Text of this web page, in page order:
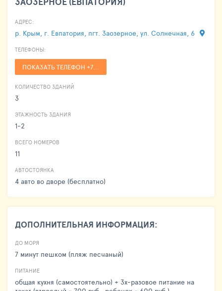
АДРЕС:
р. Крым, г. Евпатория, пгт. Заозерное, ул. Солнечная, 6
ТЕЛЕФОНЫ:
ПОКАЗАТЬ ТЕЛЕФОН +7...
КОЛИЧЕСТВО ЗДАНИЙ
3
ЭТАЖНОСТЬ ЗДАНИЯ
1-2
ВСЕГО НОМЕРОВ
11
АВТОСТОЯНКА
4 авто во дворе (бесплатно)
ДОПОЛНИТЕЛЬНАЯ ИНФОРМАЦИЯ:
ДО МОРЯ
7 минут пешком (пляж песчаный)
ПИТАНИЕ
общая кухня (самостоятельно) + 3х-разовое питание на